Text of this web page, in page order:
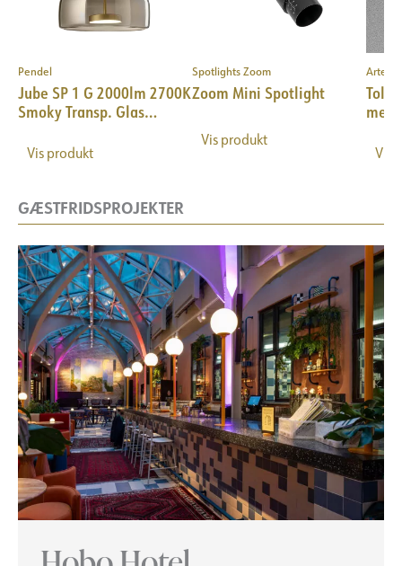
Pendel
Jube SP 1 G 2000lm 2700K
Smoky Transp. Glas
Vis produkt
Spotlights Zoom
Zoom Mini Spotlight
Vis produkt
med
Vis
GÆSTFRIDSPROJEKTER